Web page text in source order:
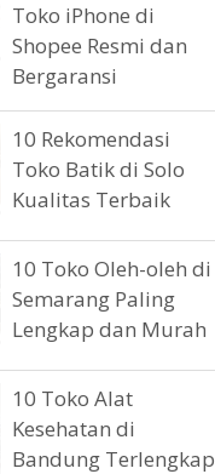
Toko iPhone di
Shopee Resmi dan
Bergaransi
10 Rekomendasi
Toko Batik di Solo
Kualitas Terbaik
10 Toko Oleh-oleh di
Semarang Paling
Lengkap dan Murah
10 Toko Alat
Kesehatan di
Bandung Terlengkap